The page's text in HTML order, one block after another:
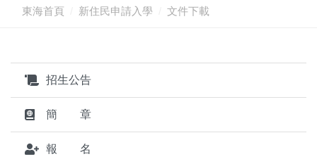
東海首頁 新住民申請入學 文件下載
招生公告
簡 章
報 名